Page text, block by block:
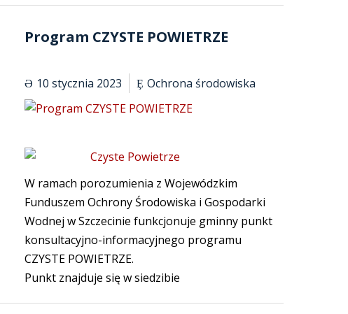
Program CZYSTE POWIETRZE
10 stycznia 2023 Ochrona środowiska
W ramach porozumienia z Wojewódzkim
Funduszem Ochrony Środowiska i Gospodarki
Wodnej w Szczecinie funkcjonuje gminny punkt
konsultacyjno-informacyjnego programu
CZYSTE POWIETRZE.
Punkt znajduje się w siedzibie